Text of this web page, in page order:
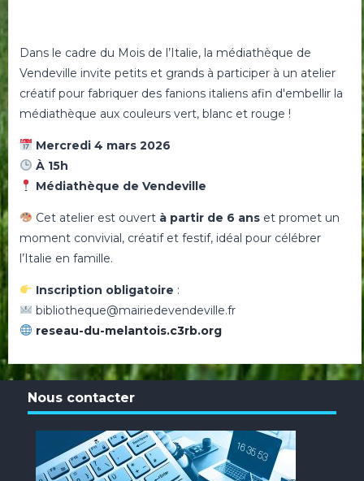
Dans le cadre du Mois de l’Italie, la médiathèque de
Vendeville invite petits et grands à participer à un atelier
créatif pour fabriquer des fanions italiens afin d'embellir la
médiathèque aux couleurs vert, blanc et rouge !
Mercredi 4 mars 2026
À 15h
Médiathèque de Vendeville
Cet atelier est ouvert à partir de 6 anset promet un
moment convivial, créatif et festif, idéal pour célébrer
l’Italie en famille.
Inscription obligatoire :
bibliotheque@mairiedevendeville.fr
reseau-du-melantois.c3rb.org
Nous contacter